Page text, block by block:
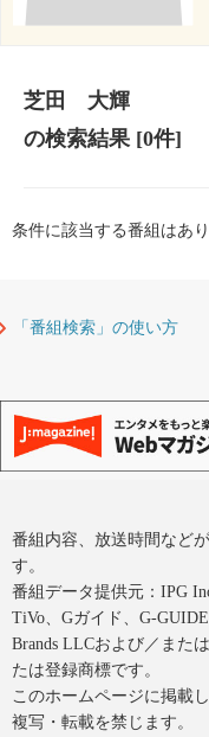
芝田 大輝
の検索結果[0件]
条件に該当する番組はあり
「番組検索」の使い方
番組内容、放送時間など
す。
番組データ提供元：IPG
TiVo、Gガイド、G-
Brands LLCおよび／また
たは登録商標です。
このホームページに掲載
複写・転載を禁じます。